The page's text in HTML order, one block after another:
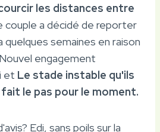
les distances entre
couple a décidé de reporter
semaines en raison
engagement
et Le stade instable qu'ils
le pas pour le moment.
Edi, sans poils sur la